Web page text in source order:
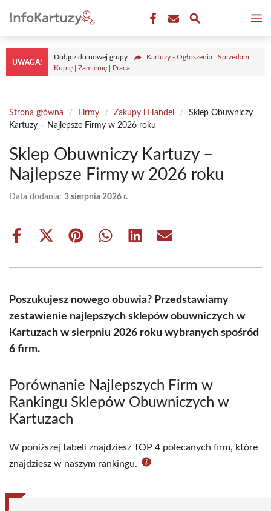
treści
UWAGA!
Dołącz do nowej grupy
Kartuzy - Ogłoszenia | Sprzedam |
Kupię | Zamienię | Praca
Strona główna / Firmy / Zakupy i Handel /
Sklep Obuwniczy
Kartuzy – Najlepsze Firmy w 2026 roku
Sklep Obuwniczy Kartuzy –
Najlepsze Firmy w 2026 roku
Data dodania: 3 sierpnia 2026 r.
Share
Share
(Twitter)
Share Share Share Share
Poszukujesz nowego obuwia? Przedstawiamy
zestawienie najlepszych sklepów obuwniczych w
Kartuzach w sierpniu 2026 roku wybranych spośród
6 firm.
Porównanie Najlepszych Firm w
Rankingu Sklepów Obuwniczych w
Kartuzach
W poniższej tabeli znajdziesz TOP 4 polecanych firm, które
znajdziesz w naszym rankingu.